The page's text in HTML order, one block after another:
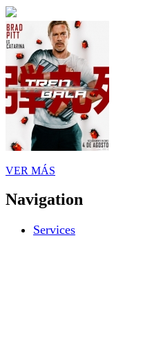
VER MÁS
Navigation
Services